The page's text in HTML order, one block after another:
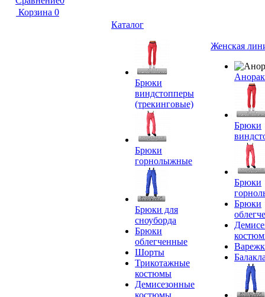
Корзина 0
Каталог
Брюки
виндстопперы
(трекинговые)
Брюки
горнолыжные
Брюки для
сноуборда
Брюки
облегченные
Шорты
Трикотажные
костюмы
Демисезонные
костюмы
Женская
Брюки
Брюки
Брюки